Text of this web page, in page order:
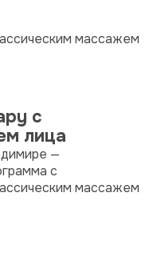
с
лица
—
с
массажем